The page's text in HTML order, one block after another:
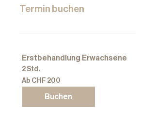
Termin buchen
Erstbehandlung Erwachsene
2 Std.
Ab
200
Schweizer
Ab CHF 200
Buchen